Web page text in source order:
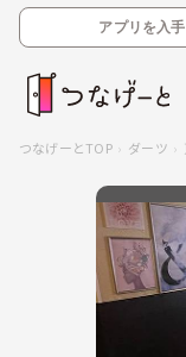
アプリを入手
つなげーとTOP ダーツ